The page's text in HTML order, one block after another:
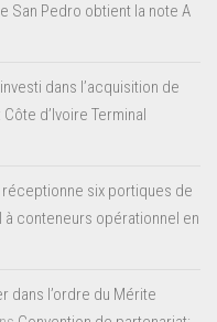
San Pedro obtient la note A
dans l’acquisition de
Côte d’Ivoire Terminal
réceptionne six portiques de
à conteneurs opérationnel en
dans l’ordre du Mérite